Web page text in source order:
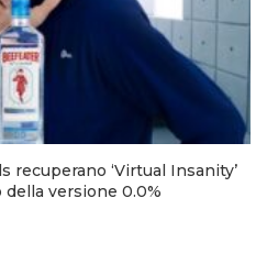
recuperano ‘Virtual Insanity’
versione 0.0%